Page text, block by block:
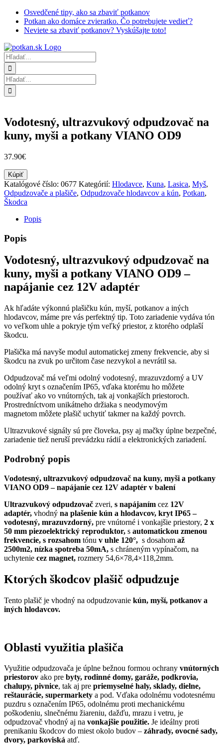
Skip
content
Osvedčené tipy, ako sa zbaviť potkanov
Potkan ako domáce zvieratko. Čo potrebujete vedieť?
Neviete sa zbaviť potkanov? Vyskúšajte toto!
Hľadať:
Hľadať:
Vodotesný, ultrazvukový odpudzovač na
kuny, myši a potkany VIANO OD9
37.90€
Kúpiť
Katalógové číslo: 0677 Kategórií: Hlodavce, Kuna, Lasica, Myš,
Odpudzovače a plašiče, Odpudzovače hlodavcov a kún, Potkan,
Škodca
Popis
Popis
Vodotesný, ultrazvukový odpudzovač na
kuny, myši a potkany VIANO OD9 –
napájanie cez 12V adaptér
Ak hľadáte výkonnú plašičku kún, myší, potkanov a iných
hlodavcov, máme pre vás perfektný tip. Toto zariadenie vydáva tón
vo veľkom uhle a pokryje tým veľký priestor, z ktorého odplaší
škodcu.
Plašička má navyše modul automatickej zmeny frekvencie, aby si
škodcu na zvuk po určitom čase nezvykol a nevrátil sa.
Odpudzovač má veľmi odolný vodotesný, mrazuvzdorný a UV
odolný kryt s označením IP65, vďaka ktorému ho môžete
používať ako vo vnútorných, tak aj vonkajších priestoroch.
Prostredníctvom unikátneho držiaka s neodymovým
magnetom môžete plašič uchytiť takmer na každý povrch.
Ultrazvukové signály sú pre človeka, psy aj mačky úplne bezpečné,
zariadenie tiež neruší prevádzku rádií a elektronických zariadení.
Podrobný popis
Vodotesný, ultrazvukový odpudzovač na kuny, myši a potkany
VIANO OD9 – napájanie cez 12V adaptér v balení
Ultrazvukový odpudzovač zveri, s napájaním cez 12V
adaptér, vhodný na plašenie kún a hlodavcov, kryt IP65 –
vodotesný, mrazuvzdorný, pre vnútorné i vonkajšie priestory, 2 x
50 mm piezoelektrický reproduktor, s automatickou zmenou
frekvencie, s rozsahom tónu v uhle 120°, s dosahom až
2500m2, nízka spotreba 50mA, s chráneným vypínačom, na
uchytenie cez magnet, rozmery 54,6×78,4×118,2mm.
Ktorých škodcov plašič odpudzuje
Tento plašič je vhodný na odpudzovanie kún, myší, potkanov a
iných hlodavcov.
Oblasti využitia plašiča
Využitie odpudzovača je úplne bežnou formou ochrany vnútorných
priestorov ako pre byty, rodinné domy, garáže, podkrovia,
chalupy, pivnice, tak aj pre priemyselné haly, sklady, dielne,
reštaurácie, supermarkety a pod. Vďaka odolnému vodotesnému
puzdru s označením IP65, odolnému proti mechanickému
poškodeniu, slnečnému žiareniu, dažďu, mrazu i vetru, je
odpudzovač vhodný aj na vonkajšie použitie. Je ideálny proti
prenikaniu škodcov do miest okolo budov – záhrady, ovocné sady,
dvory, parkoviská atď.